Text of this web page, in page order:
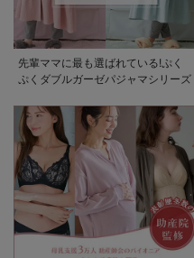
先輩ママに最も選ばれている!ぷく
ぷくダブルガーゼパジャマシリーズ